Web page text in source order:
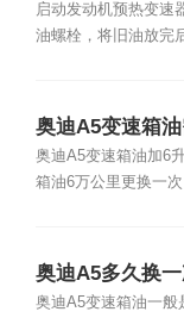
启动发动机预热变速
油螺栓，将旧油放完
奥迪A5变速箱
奥迪A5变速箱油加6
箱油6万公里更换一
奥迪A5多久换
奥迪A5变速箱油一般